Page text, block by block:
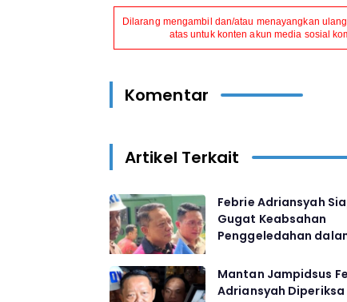
Dilarang mengambil dan/atau menayangkan
atas untuk konten akun media sosial
Komentar
Artikel Terkait
Febrie Adriansyah
Gugat Keabsahan
Penggeledahan
Kami Siap Hadapi
Mantan Jampidsus
Adriansyah Diperiksa